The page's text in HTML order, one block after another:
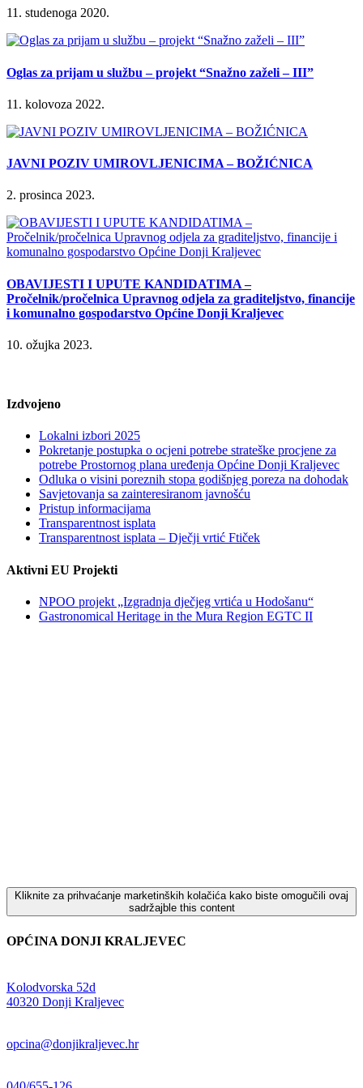
11. studenoga 2020.
Oglas za prijam u službu – projekt “Snažno zaželi – III”
11. kolovoza 2022.
JAVNI POZIV UMIROVLJENICIMA – BOŽIĆNICA
2. prosinca 2023.
OBAVIJESTI I UPUTE KANDIDATIMA –
Pročelnik/pročelnica Upravnog odjela za graditeljstvo, financije
i komunalno gospodarstvo Općine Donji Kraljevec
10. ožujka 2023.
Izdvojeno
Lokalni izbori 2025
Pokretanje postupka o ocjeni potrebe strateške procjene za
potrebe Prostornog plana uređenja Općine Donji Kraljevec
Odluka o visini poreznih stopa godišnjeg poreza na dohodak
Savjetovanja sa zainteresiranom javnošću
Pristup informacijama
Transparentnost isplata
Transparentnost isplata – Dječji vrtić Ftiček
Aktivni EU Projekti
NPOO projekt „Izgradnja dječjeg vrtića u Hodošanu“
Gastronomical Heritage in the Mura Region EGTC II
Kliknite za prihvaćanje marketinških kolačića kako biste omogučili ovaj
sadržajble this content
OPĆINA DONJI KRALJEVEC
Kolodvorska 52d
40320 Donji Kraljevec
opcina@donjikraljevec.hr